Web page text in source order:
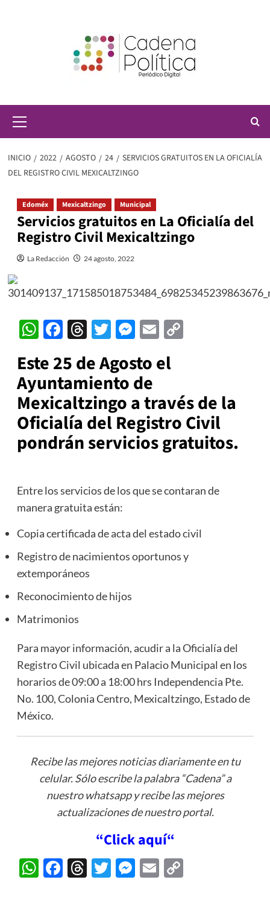
principal
INICIO 2022 AGOSTO 24
SERVICIOS GRATUITOS EN LA OFICIALÍA
DEL REGISTRO CIVIL MEXICALTZINGO
Edoméx Mexicaltzingo Municipal
Servicios gratuitos en La Oficialía del
Registro Civil Mexicaltzingo
La Redacción 24 agosto, 2022
WhatsApp
Facebook
Threads
Twitter
Messenger
EmailCopy
Este 25 de Agosto el
Ayuntamiento de
Mexicaltzingo a través de la
Oficialía del Registro Civil
pondrán servicios gratuitos.
Entre los servicios de los que se contaran de
manera gratuita están:
Copia certificada de acta del estado civil
Registro de nacimientos oportunos y
extemporáneos
Reconocimiento de hijos
Matrimonios
Para mayor información, acudir a la Oficialía del
Registro Civil ubicada en Palacio Municipal en los
horarios de 09:00 a 18:00 hrs Independencia Pte.
No. 100, Colonia Centro, Mexicaltzingo, Estado de
México.
Recibe las mejores noticias diariamente en tu
celular. Sólo escribe la palabra “Cadena” a
nuestro whatsapp y recibe las mejores
actualizaciones de nuestro portal.
“Click aquí“
WhatsApp
Facebook
Threads
Twitter
Messenger
EmailCopy